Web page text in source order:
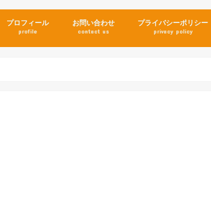
プロフィール
profile
お問い合わせ
contact us
プライバシーポリシー
privacy policy